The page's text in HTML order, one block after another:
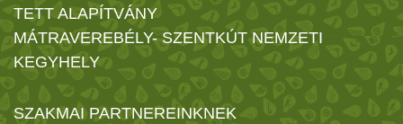
TETT ALAPÍTVÁNY
MÁTRAVEREBÉLY- SZENTKÚT NEMZETI
KEGYHELY
SZAKMAI PARTNEREINKNEK